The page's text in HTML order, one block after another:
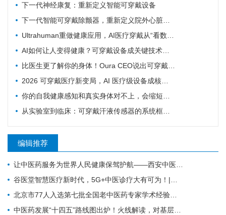
下一代神经康复：重新定义智能可穿戴设备
下一代智能可穿戴除颤器，重新定义院外心脏急救
Ultrahuman重做健康应用，AI医疗穿戴从“看数据”转向“给行动”
AI如何让人变得健康？可穿戴设备成关键技术支撑
比医生更了解你的身体！Oura CEO说出可穿戴健康设备对医疗体系的革命
2026 可穿戴医疗新变局，AI 医疗级设备成核心增长引擎
你的自我健康感知和真实身体对不上，会缩短寿命！多国队列研究实锤
从实验室到临床：可穿戴汗液传感器的系统框架与发展路线图
编辑推荐
让中医药服务为世界人民健康保驾护航——西安中医脑病医院为外籍患者服务纪实
谷医堂智慧医疗新时代，5G+中医诊疗大有可为！|谷医堂科技中医
北京市77人入选第七批全国老中医药专家学术经验继承工作指导老师（附名单）
中医药发展“十四五”路线图出炉！火线解读，对基层医生有哪些利好？